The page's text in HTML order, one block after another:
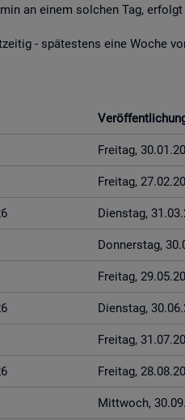
an einem sol­chen Tag,
- spä­tes­tens eine Woche
Frei­tag,
Frei­tag,
Diens­tag,
Don­ners­tag,
Frei­tag,
Diens­tag,
Frei­tag,
Frei­tag,
Mitt­woch,